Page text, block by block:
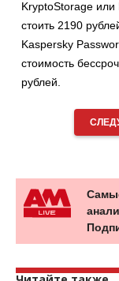
KryptoStorage или
стоить 2190
Kaspersky
стоимость
рублей.